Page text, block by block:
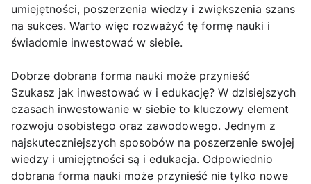
umiejętności, poszerzenia wiedzy i zwiększenia szans
na sukces. Warto więc rozważyć tę formę nauki i
świadomie inwestować w siebie.
Dobrze dobrana forma nauki może przynieść
Szukasz jak inwestować w i edukację? W dzisiejszych
czasach inwestowanie w siebie to kluczowy element
rozwoju osobistego oraz zawodowego. Jednym z
najskuteczniejszych sposobów na poszerzenie swojej
wiedzy i umiejętności są i edukacja. Odpowiednio
dobrana forma nauki może przynieść nie tylko nowe